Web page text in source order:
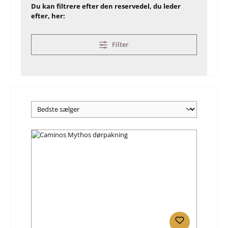
Du kan filtrere efter den reservedel, du leder
efter, her:
Filter